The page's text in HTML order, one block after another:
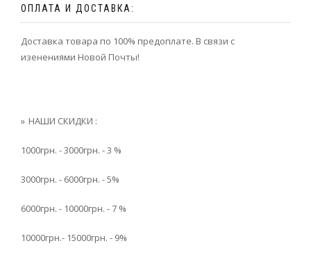
ОПЛАТА И ДОСТАВКА:
Доставка товара по 100% предоплате. В связи с
изенениями Новой Почты!
НАШИ СКИДКИ :
1000грн. - 3000грн. - 3 %
3000грн. - 6000грн. - 5%
6000грн. - 10000грн. - 7 %
10000грн.- 15000грн. - 9%